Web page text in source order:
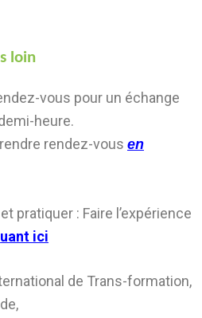
loin
vous pour un échange
heure.
rendez-vous en
pratiquer : Faire l’expérience
ici
de Trans-formation,